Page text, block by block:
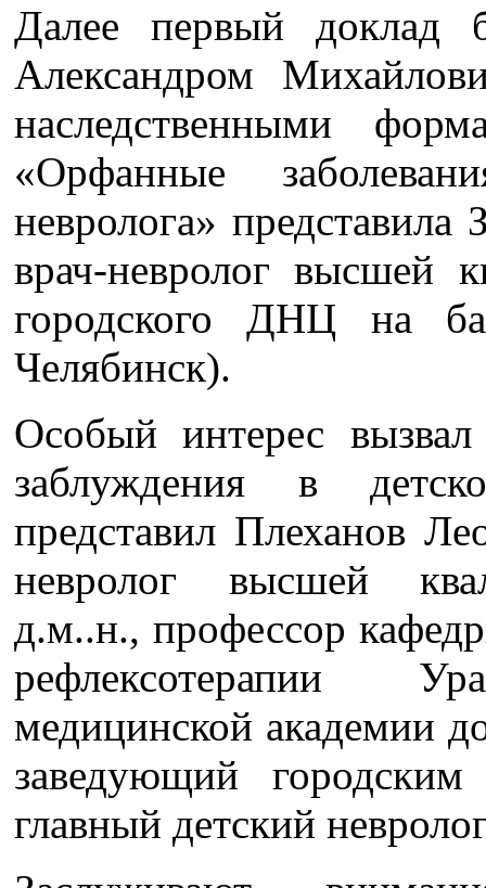
Далее первый доклад
Александром
наследственными
«Орфанные
невролога»
врач-невролог высшей
городского ДНЦ на
Челябинск).
Особый интерес вызвал
заблуждения в
представил Плеханов
невролог высшей
д.м..н., профессор
рефлексотерапии
медицинской академии
заведующий городским
главный детский